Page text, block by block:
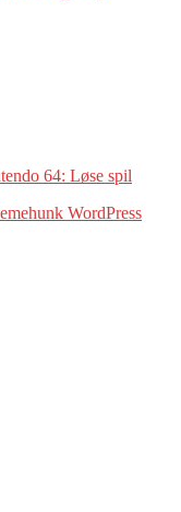
64: Løse spil
WordPress